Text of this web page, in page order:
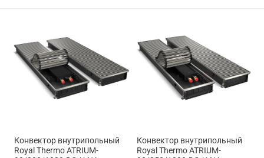
Конвектор внутрипольный
Royal Thermo ATRIUM-
Конвектор внутрипольный
Royal Thermo ATRIUM-